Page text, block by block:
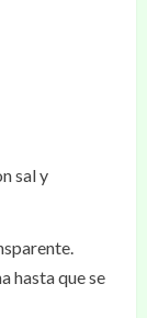
sal y
hasta que se